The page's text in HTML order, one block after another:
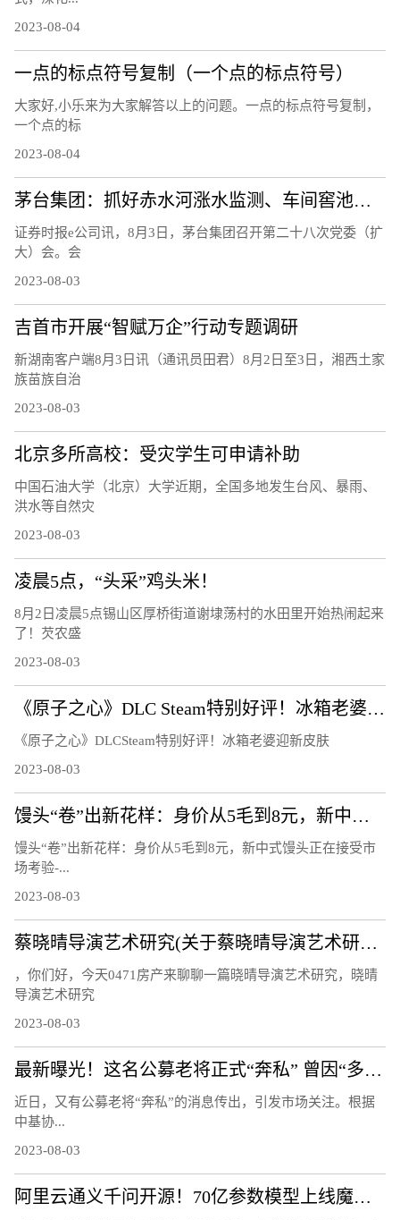
2023-08-04
一点的标点符号复制（一个点的标点符号）
大家好,小乐来为大家解答以上的问题。一点的标点符号复制，
一个点的标
2023-08-04
茅台集团：抓好赤水河涨水监测、车间窖池防汛等工作
证券时报e公司讯，8月3日，茅台集团召开第二十八次党委（扩
大）会。会
2023-08-03
吉首市开展“智赋万企”行动专题调研
新湖南客户端8月3日讯（通讯员田君）8月2日至3日，湘西土家
族苗族自治
2023-08-03
北京多所高校：受灾学生可申请补助
中国石油大学（北京）大学近期，全国多地发生台风、暴雨、
洪水等自然灾
2023-08-03
凌晨5点，“头采”鸡头米！
8月2日凌晨5点锡山区厚桥街道谢埭荡村的水田里开始热闹起来
了！芡农盛
2023-08-03
《原子之心》DLC Steam特别好评！冰箱老婆迎新皮肤
《原子之心》DLCSteam特别好评！冰箱老婆迎新皮肤
2023-08-03
馒头“卷”出新花样：身价从5毛到8元，新中式馒头正在接受市场考验
馒头“卷”出新花样：身价从5毛到8元，新中式馒头正在接受市
场考验-...
2023-08-03
蔡晓晴导演艺术研究(关于蔡晓晴导演艺术研究简述)
，你们好，今天0471房产来聊聊一篇晓晴导演艺术研究，晓晴
导演艺术研究
2023-08-03
最新曝光！这名公募老将正式“奔私” 曾因“多面手”受关注：同时管理指数、量化、主动基金
近日，又有公募老将“奔私”的消息传出，引发市场关注。根据
中基协...
2023-08-03
阿里云通义千问开源！70亿参数模型上线魔搭社区，免费可商用